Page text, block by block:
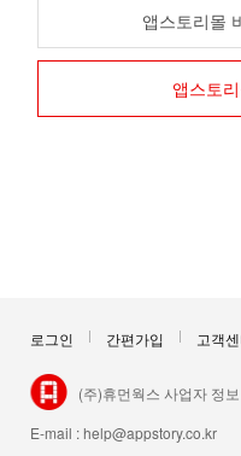
앱스토리몰
앱스토
로그인 간편가입 고객
(주)휴먼웍스 사업자 정보
E-mail :help@appstory.co.kr